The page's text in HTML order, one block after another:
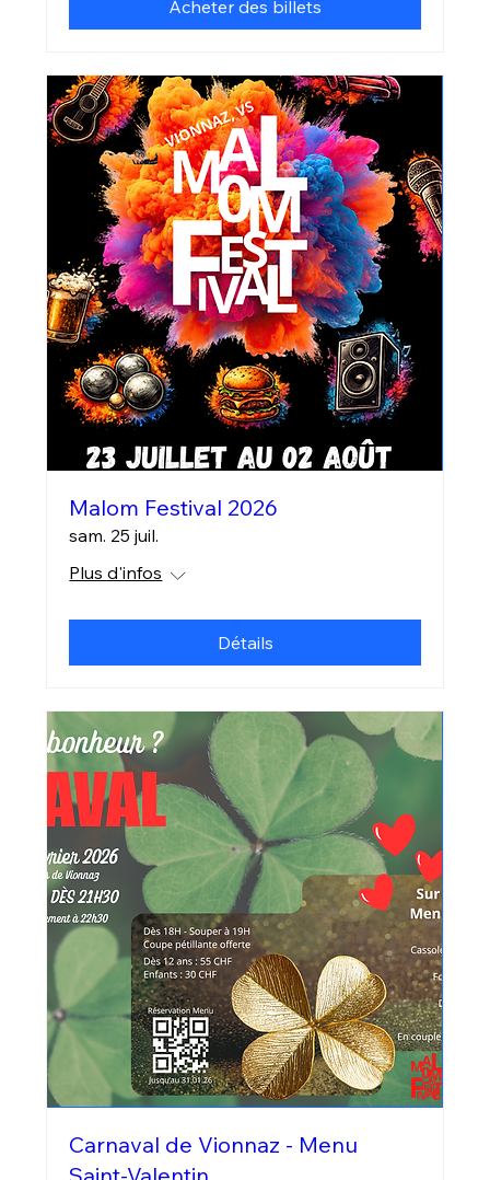
Acheter des billets
Malom Festival 2026
sam. 25 juil.
Plus d'infos
Détails
Carnaval de Vionnaz - Menu